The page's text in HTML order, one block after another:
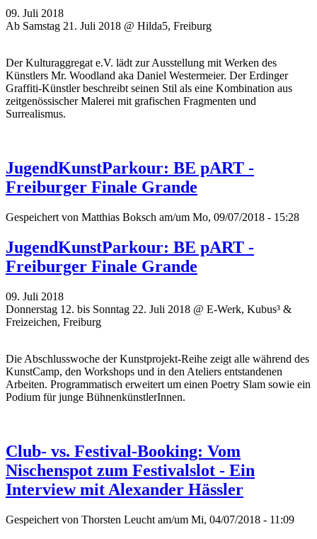
09. Juli 2018
Ab Samstag 21. Juli 2018 @ Hilda5, Freiburg
Der Kulturaggregat e.V. lädt zur Ausstellung mit Werken des
Künstlers Mr. Woodland aka Daniel Westermeier. Der Erdinger
Graffiti-Künstler beschreibt seinen Stil als eine Kombination aus
zeitgenössischer Malerei mit grafischen Fragmenten und
Surrealismus.
JugendKunstParkour: BE pART -
Freiburger Finale Grande
Gespeichert von Matthias Boksch am/um Mo, 09/07/2018 - 15:28
JugendKunstParkour: BE pART -
Freiburger Finale Grande
09. Juli 2018
Donnerstag 12. bis Sonntag 22. Juli 2018 @ E-Werk, Kubus³ &
Freizeichen, Freiburg
Die Abschlusswoche der Kunstprojekt-Reihe zeigt alle während des
KunstCamp, den Workshops und in den Ateliers entstandenen
Arbeiten. Programmatisch erweitert um einen Poetry Slam sowie ein
Podium für junge BühnenkünstlerInnen.
Club- vs. Festival-Booking: Vom
Nischenspot zum Festivalslot - Ein
Interview mit Alexander Hässler
Gespeichert von Thorsten Leucht am/um Mi, 04/07/2018 - 11:09